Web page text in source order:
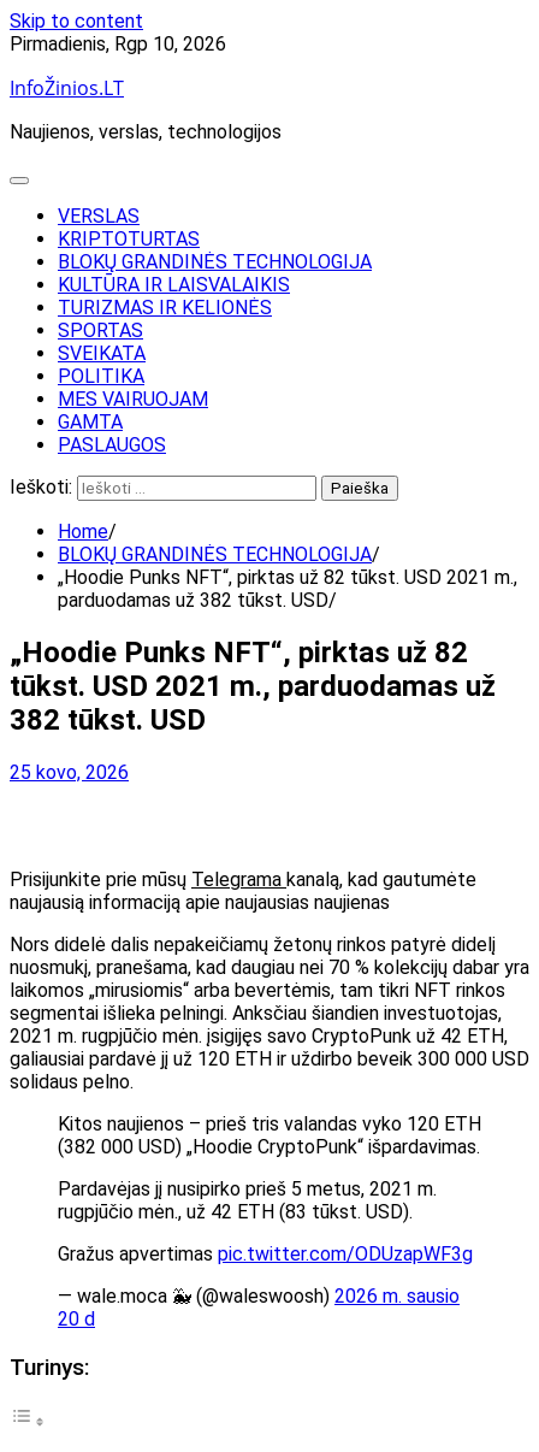
Skip to content
Pirmadienis, Rgp 10, 2026
InfoŽinios.LT
Naujienos, verslas, technologijos
VERSLAS
KRIPTOTURTAS
BLOKŲ GRANDINĖS TECHNOLOGIJA
KULTŪRA IR LAISVALAIKIS
TURIZMAS IR KELIONĖS
SPORTAS
SVEIKATA
POLITIKA
MES VAIRUOJAM
GAMTA
PASLAUGOS
Ieškoti:
Home
BLOKŲ GRANDINĖS TECHNOLOGIJA
„Hoodie Punks NFT“, pirktas už 82 tūkst. USD 2021 m.,
parduodamas už 382 tūkst. USD
„Hoodie Punks NFT“, pirktas už 82
tūkst. USD 2021 m., parduodamas už
382 tūkst. USD
25 kovo, 2026
Prisijunkite prie mūsų Telegrama kanalą, kad gautumėte
naujausią informaciją apie naujausias naujienas
Nors didelė dalis nepakeičiamų žetonų rinkos patyrė didelį
nuosmukį, pranešama, kad daugiau nei 70 % kolekcijų dabar yra
laikomos „mirusiomis“ arba bevertėmis, tam tikri NFT rinkos
segmentai išlieka pelningi. Anksčiau šiandien investuotojas,
2021 m. rugpjūčio mėn. įsigijęs savo CryptoPunk už 42 ETH,
galiausiai pardavė jį už 120 ETH ir uždirbo beveik 300 000 USD
solidaus pelno.
Kitos naujienos – prieš tris valandas vyko 120 ETH
(382 000 USD) „Hoodie CryptoPunk“ išpardavimas.
Pardavėjas jį nusipirko prieš 5 metus, 2021 m.
rugpjūčio mėn., už 42 ETH (83 tūkst. USD).
Gražus apvertimas pic.twitter.com/ODUzapWF3g
— wale.moca 🐳 (@waleswoosh) 2026 m. sausio
20 d
Turinys: